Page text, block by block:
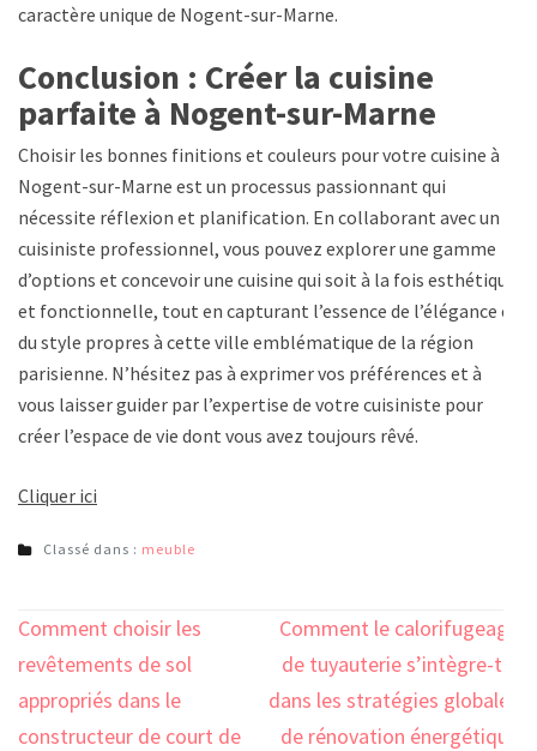
caractère unique de Nogent-sur-Marne.
Conclusion : Créer la cuisine
parfaite à Nogent-sur-Marne
Choisir les bonnes finitions et couleurs pour votre cuisine à
Nogent-sur-Marne est un processus passionnant qui
nécessite réflexion et planification. En collaborant avec un
cuisiniste professionnel, vous pouvez explorer une gamme
d’options et concevoir une cuisine qui soit à la fois esthétique
et fonctionnelle, tout en capturant l’essence de l’élégance et
du style propres à cette ville emblématique de la région
parisienne. N’hésitez pas à exprimer vos préférences et à
vous laisser guider par l’expertise de votre cuisiniste pour
créer l’espace de vie dont vous avez toujours rêvé.
Cliquer ici
Classé dans : meuble
Navigation
de
l’article
Comment choisir les
revêtements de sol
appropriés dans le
constructeur de court de
Comment le calorifugeage
de tuyauterie s’intègre-t-il
dans les stratégies globales
de rénovation énergétique